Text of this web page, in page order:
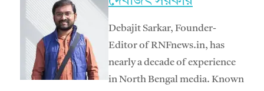
Debajit Sarkar, Founder-
Editor of RNFnews.in, has
nearly a decade of experience
in North Bengal media. Known